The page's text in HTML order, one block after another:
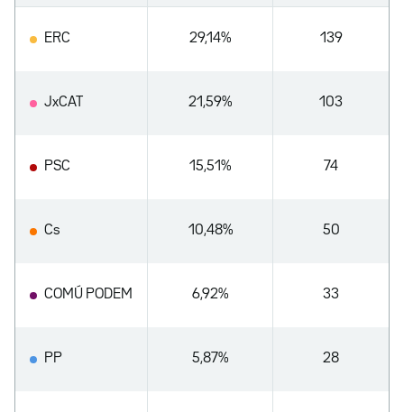
ERC 29,14% 139
JxCAT 21,59% 103
PSC 15,51% 74
Cs 10,48% 50
COMÚ PODEM 6,92% 33
PP 5,87% 28